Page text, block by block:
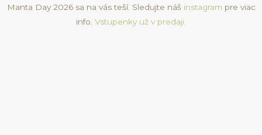
SkipManta Day 2026 sa na vás teší. Sledujte náš instagram pre viac
info. Vstupenky už v predaji.